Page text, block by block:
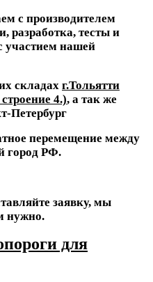
с производителем
разработка, тесты и
участием нашей
складах г.Тольятти
4.), а так же
Петербург
перемещение между
город РФ.
заявку, мы
нужно.
для